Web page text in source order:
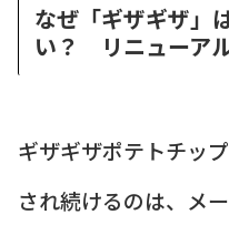
なぜ「ギザギザ」
い？ リニューア
ギザギザポテトチッ
され続けるのは、メ